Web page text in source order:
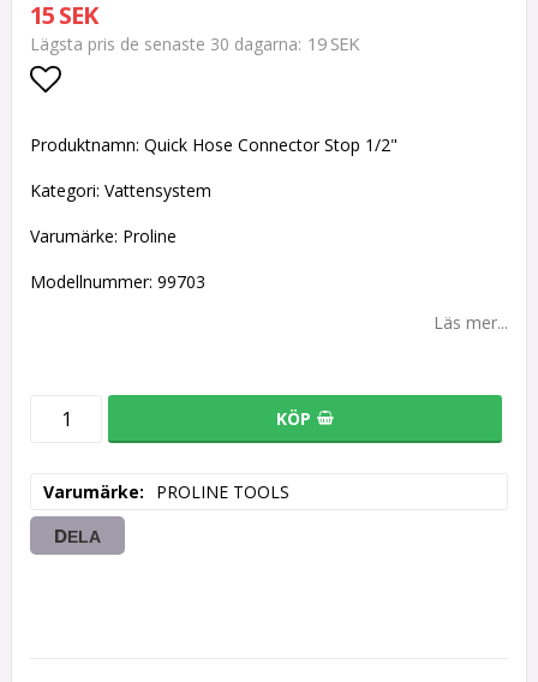
15 SEK
Lägsta pris de senaste 30 dagarna 19 SEK
Produktnamn: Quick Hose Connector Stop 1/2"
Kategori: Vattensystem
Varumärke: Proline
Modellnummer: 99703
Läs mer...
KÖP
Varumärke PROLINE TOOLS
DELA